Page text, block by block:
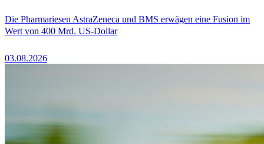
Die Pharmariesen AstraZeneca und BMS erwägen eine Fusion im
Wert von 400 Mrd. US-Dollar
03.08.2026